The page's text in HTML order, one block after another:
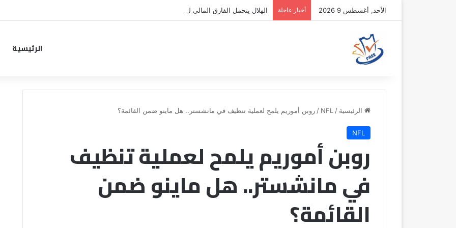
الأحد, أغسطس 9 2026 أخبار عاجلة الهلال يتحمل الفارق المالي لتمهيد انتقال داروين نونيز إلى الدوري التركي
الرئيسية
الرئيسية /
NFL
/ روبن أموريم يلمح لعملية تنظيف في مانشستر.. هل ماينو ضمن القائمة؟
NFL
روبن أموريم يلمح لعملية تنظيف
في مانشستر.. هل ماينو ضمن
القائمة؟